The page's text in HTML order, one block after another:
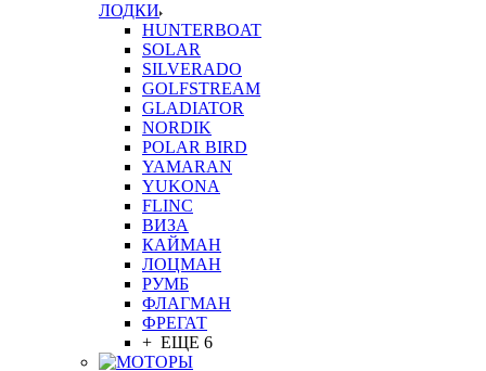
ЛОДКИ
HUNTERBOAT
SOLAR
SILVERADO
GOLFSTREAM
GLADIATOR
NORDIK
POLAR BIRD
YAMARAN
YUKONA
FLINC
ВИЗА
КАЙМАН
ЛОЦМАН
РУМБ
ФЛАГМАН
ФРЕГАТ
+ ЕЩЕ 6